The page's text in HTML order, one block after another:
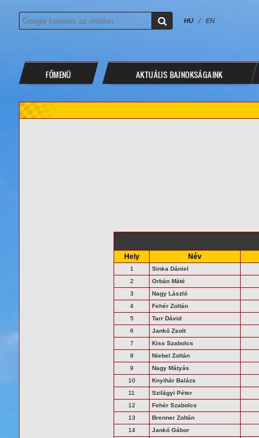
HU / EN
FŐMENÜ AKTUÁLIS BAJNOKSÁGAINK
Hely Név
1 Sinka Dániel
2
Orbán Máté
3
Nagy László
4
Fehér Zoltán
5
Tarr Dávid
6
Jankó Zsolt
7
Kiss Szabolcs
8
Niebel Zoltán
9
Nagy Mátyás
10
Knyihár Balázs
11
Szilágyi Péter
12
Fehér Szabolcs
13
Brenner Zoltán
14
Jankó Gábor